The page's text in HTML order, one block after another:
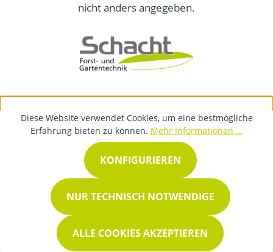
nicht anders angegeben.
Diese Website verwendet Cookies, um eine bestmögliche
Erfahrung bieten zu können. Mehr Informationen ...
NUR TECHNISCH NOTWENDIGE
KONFIGURIEREN
ALLE COOKIES AKZEPTIEREN